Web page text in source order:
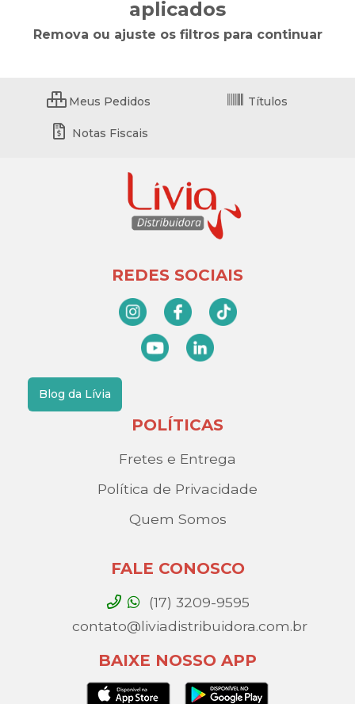
aplicados
Remova ou ajuste os filtros para continuar
Meus Pedidos Títulos
Notas Fiscais
REDES SOCIAIS
Blog da Lívia
POLÍTICAS
Fretes e Entrega
Política de Privacidade
Quem Somos
FALE CONOSCO
(17) 3209-9595
contato@liviadistribuidora.com.br
BAIXE NOSSO APP